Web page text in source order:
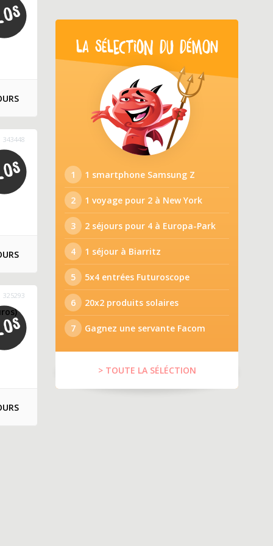
343448
325293
LA SÉLECTION DU DÉMON
1 1 smartphone Samsung Z
2 1 voyage pour 2 à New York
3 2 séjours pour 4 à Europa-Park
4 1 séjour à Biarritz
5 5x4 entrées Futuroscope
6 20x2 produits solaires
7 Gagnez une servante Facom
> TOUTE LA SÉLÉCTION